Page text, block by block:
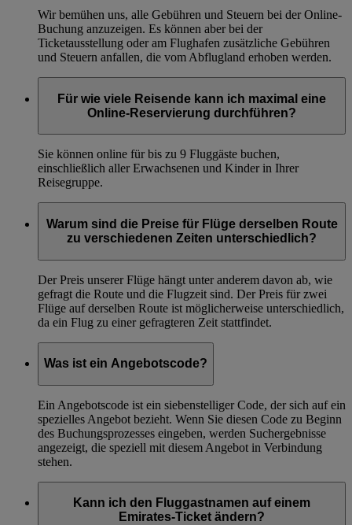
Wir bemühen uns, alle Gebühren und Steuern bei der Online-
Buchung anzuzeigen. Es können aber bei der
Ticketausstellung oder am Flughafen zusätzliche Gebühren
und Steuern anfallen, die vom Abflugland erhoben werden.
Für wie viele Reisende kann ich maximal eine
Online-Reservierung durchführen?
Sie können online für bis zu 9 Fluggäste buchen,
einschließlich aller Erwachsenen und Kinder in Ihrer
Reisegruppe.
Warum sind die Preise für Flüge derselben Route
zu verschiedenen Zeiten unterschiedlich?
Der Preis unserer Flüge hängt unter anderem davon ab, wie
gefragt die Route und die Flugzeit sind. Der Preis für zwei
Flüge auf derselben Route ist möglicherweise unterschiedlich,
da ein Flug zu einer gefragteren Zeit stattfindet.
Was ist ein Angebotscode?
Ein Angebotscode ist ein siebenstelliger Code, der sich auf ein
spezielles Angebot bezieht. Wenn Sie diesen Code zu Beginn
des Buchungsprozesses eingeben, werden Suchergebnisse
angezeigt, die speziell mit diesem Angebot in Verbindung
stehen.
Kann ich den Fluggastnamen auf einem
Emirates-Ticket ändern?